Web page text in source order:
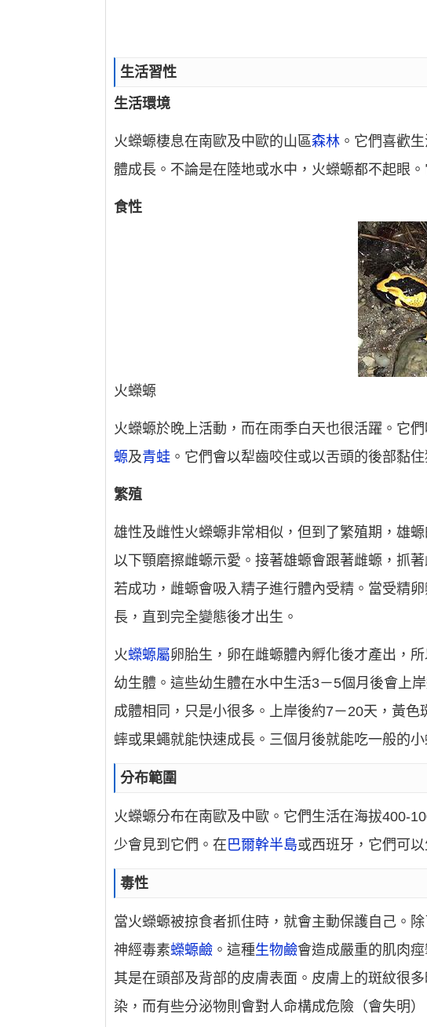
生活習性
生活環境
火蠑螈棲息在南歐及中歐的山區森林 。它們喜歡
體成長。不論是在陸地或水中，火蠑螈都不起眼
食性
火蠑螈
火蠑螈於晚上活動，而在雨季白天也很活躍。它
螈及青蛙 。它們會以犁齒咬住或以舌頭的後部黏住
繁殖
雄性及雌性火蠑螈非常相似，但到了繁殖期，雄
以下顎磨擦雌螈示愛。接著雄螈會跟著雌螈，抓
若成功，雌螈會吸入精子進行體內受精。當受精
長，直到完全變態後才出生。
火蠑螈屬卵胎生，卵在雌螈體內孵化後才產出，
幼生體。這些幼生體在水中生活3－5個月後會上
成體相同，只是小很多。上岸後約7－20天，黃
蟀或果蠅就能快速成長。三個月後就能吃一般的小
分布範圍
火蠑螈分布在南歐及中歐。它們生活在海拔400-
少會見到它們。在巴爾幹半島或西班牙，它們可
毒性
當火蠑螈被掠食者抓住時，就會主動保護自己。
神經毒素蠑螈鹼 。這種生物鹼會造成嚴重的肌肉
其是在頭部及背部的皮膚表面。皮膚上的斑紋很
染，而有些分泌物則會對人命構成危險（會失明）